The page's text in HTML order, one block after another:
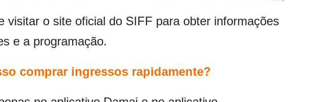
visitar o site oficial do SIFF para obter informações
e a programação.
comprar ingressos rapidamente?